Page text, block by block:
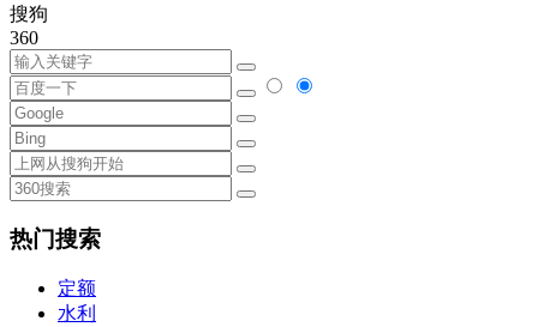
搜狗
360
热门搜索
定额
水利